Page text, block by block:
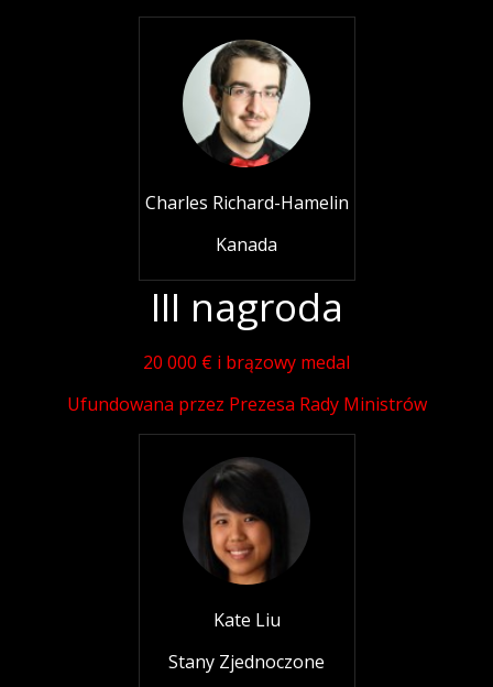
Charles Richard-Hamelin
Kanada
III nagroda
20 000 € i brązowy medal
Ufundowana przez Prezesa Rady Ministrów
Kate Liu
Stany Zjednoczone